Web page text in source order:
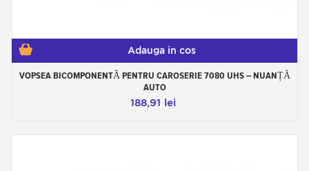
Adauga in cos
VOPSEA BICOMPONENTĂ PENTRU CAROSERIE 7080 UHS – NUANȚĂ
AUTO
188,91 lei